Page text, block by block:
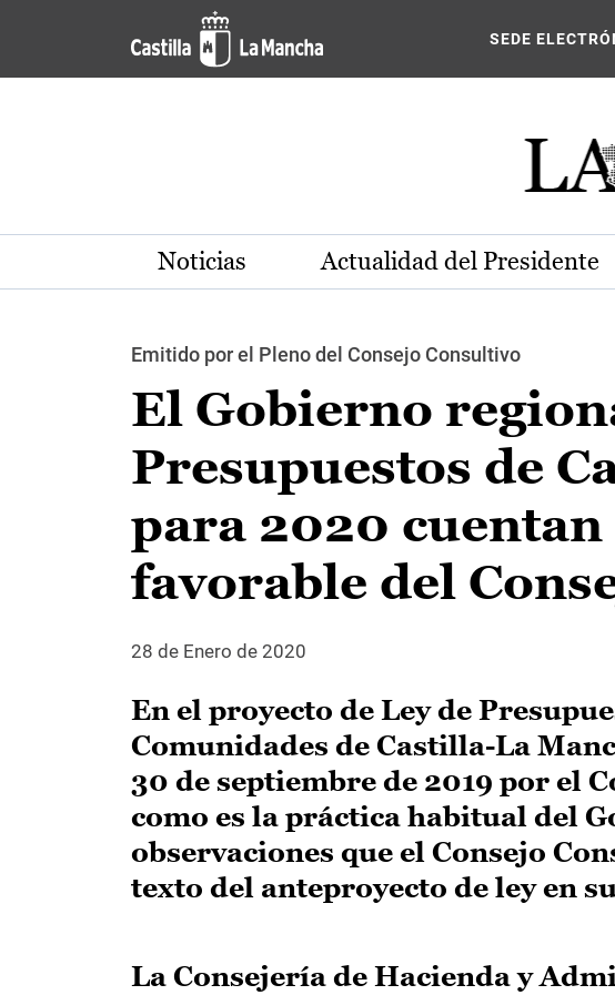
Pasar al contenido principal
SEDE
Noticias Actualidad del Presidente
Emitido por el Pleno del Consejo Consultivo
El Gobierno
Presupuestos de
para 2020
favorable del
28 de Enero de 2020
En el proyecto de Ley de
Comunidades de Castilla-La
30 de septiembre de 2019 por el
como es la práctica habitual del
observaciones que el Consejo
texto del anteproyecto de ley en
La Consejería de Hacienda y